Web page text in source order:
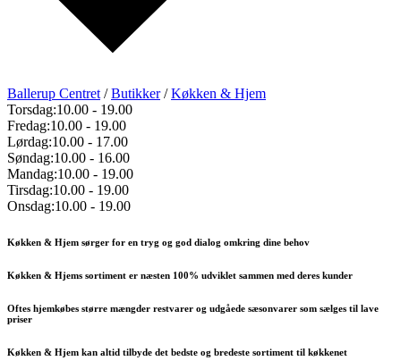
Ballerup Centret /Butikker/Køkken & Hjem
Torsdag:10.00 - 19.00
Fredag:10.00 - 19.00
Lørdag:10.00 - 17.00
Søndag:10.00 - 16.00
Mandag:10.00 - 19.00
Tirsdag:10.00 - 19.00
Onsdag:10.00 - 19.00
Køkken & Hjem sørger for en tryg og god dialog omkring dine behov
Køkken & Hjems sortiment er næsten 100% udviklet sammen med deres kunder
Oftes hjemkøbes større mængder restvarer og udgåede sæsonvarer som sælges til lave
priser
Køkken & Hjem kan altid tilbyde det bedste og bredeste sortiment til køkkenet